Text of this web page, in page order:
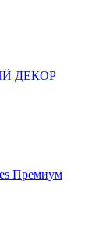
ДЕКОР
Премиум